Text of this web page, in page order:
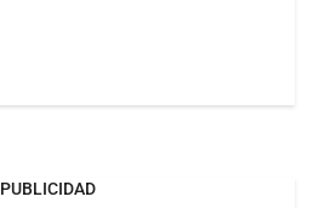
PUBLICIDAD